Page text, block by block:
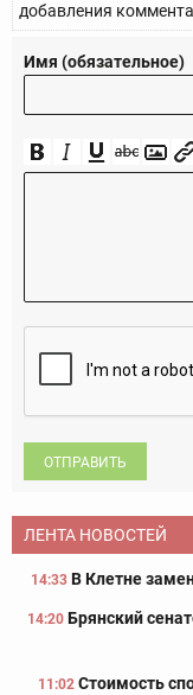
добавления
Имя (обязательное)
ОТПРАВИТЬ
ЛЕНТА НОВОСТЕЙ
14:33 В Клетне
14:20 Брянский
11:02 Стоимость